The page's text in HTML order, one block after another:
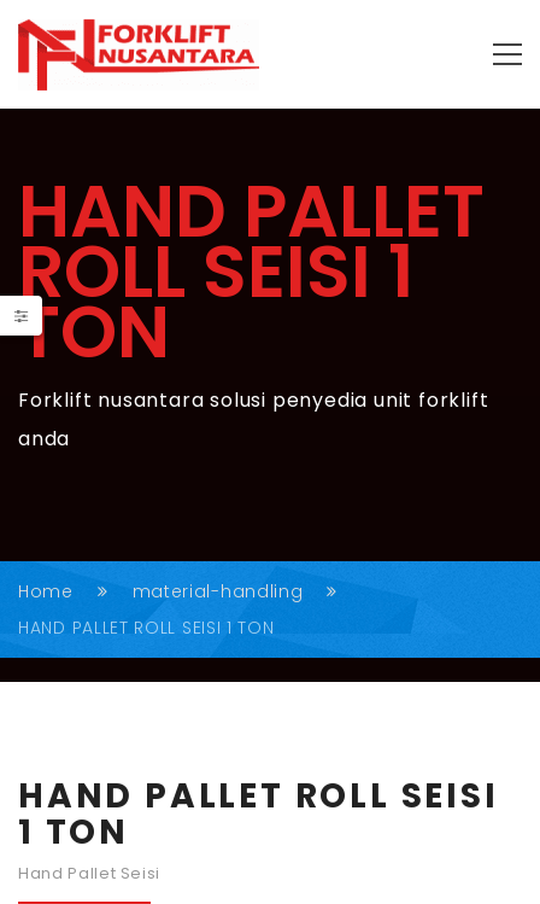
HAND PALLET
ROLL SEISI 1
TON
Forklift nusantara solusi penyedia unit forklift
anda
Home
material-handling
HAND PALLET ROLL SEISI 1 TON
HAND PALLET ROLL SEISI
1 TON
Hand Pallet Seisi